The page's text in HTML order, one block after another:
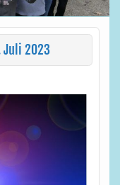
Juli 2023